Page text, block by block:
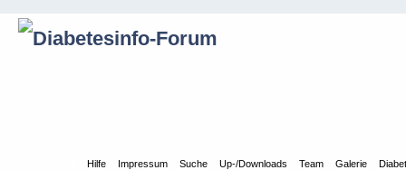
Hilfe Impressum Suche Up-/Downloads Team Galerie